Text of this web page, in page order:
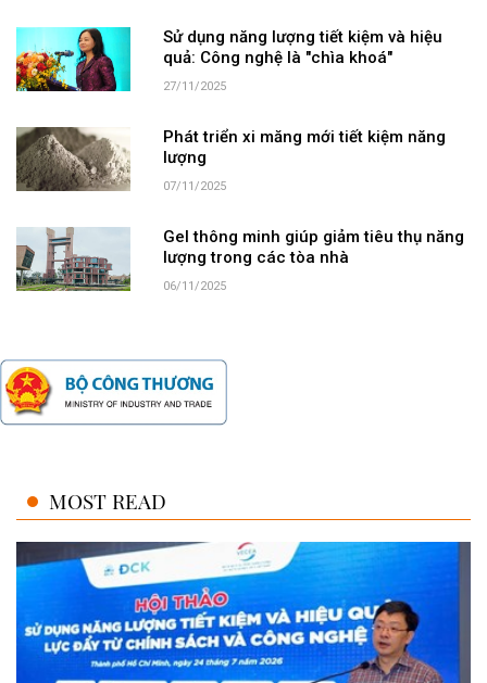
Sử dụng năng lượng tiết kiệm và hiệu
quả: Công nghệ là "chìa khoá"
27/11/2025
Phát triển xi măng mới tiết kiệm năng
lượng
07/11/2025
Gel thông minh giúp giảm tiêu thụ năng
lượng trong các tòa nhà
06/11/2025
MOST READ